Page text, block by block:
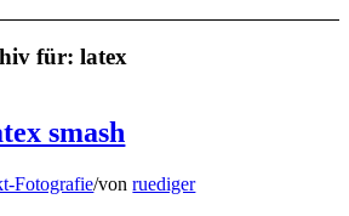
für:latex
smash
Fotografie/vonruediger